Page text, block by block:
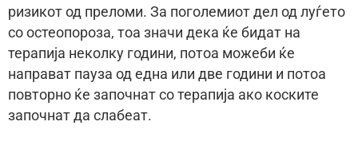
ризикот од преломи. За поголемиот дел од луѓето
со остеопороза, тоа значи дека ќе бидат на
терапија неколку години, потоа можеби ќе
направат пауза од една или две години и потоа
повторно ќе започнат со терапија ако коските
започнат да слабеат.